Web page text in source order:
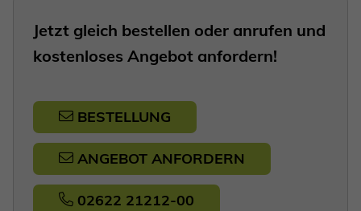
Jetzt gleich bestellen oder anrufen und
kostenloses Angebot anfordern!
BESTELLUNG
ANGEBOT ANFORDERN
02622 21212-00